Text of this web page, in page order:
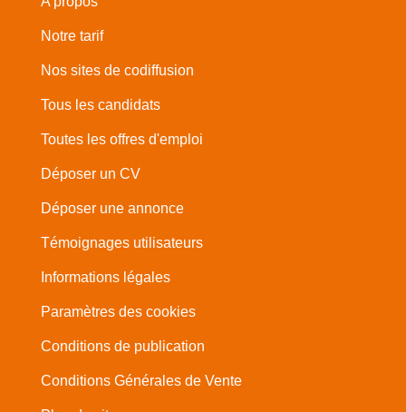
Notre tarif
Nos sites de codiffusion
Tous les candidats
Toutes les offres d'emploi
Déposer un CV
Déposer une annonce
Témoignages utilisateurs
Informations légales
Paramètres des cookies
Conditions de publication
Conditions Générales de Vente